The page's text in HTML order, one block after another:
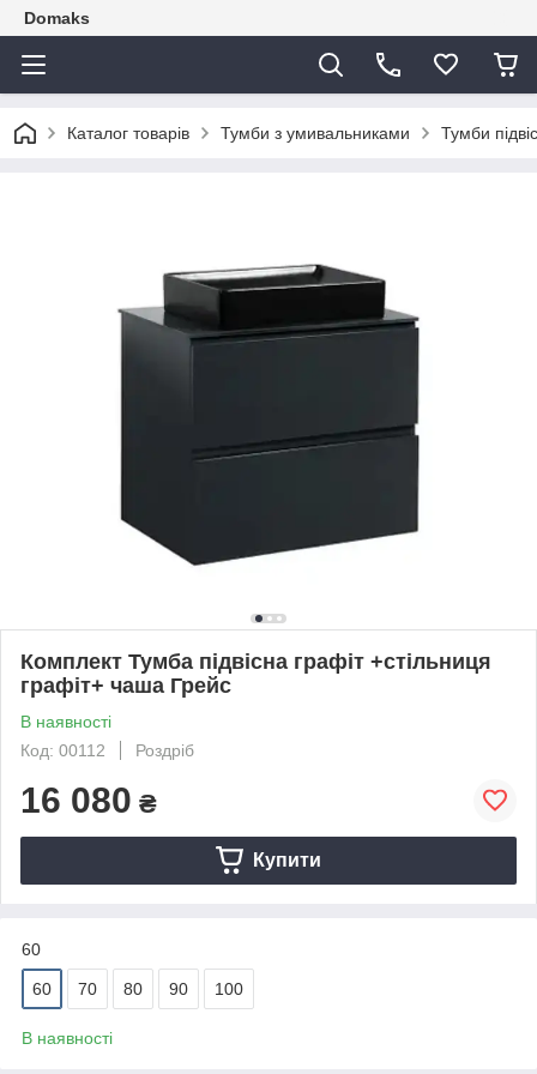
Domaks
Каталог товарів Тумби з умивальниками Тумби
Комплект Тумба підвісна графіт +стільниця
графіт+ чаша Грейс
В наявності
Код: 00112
Роздріб
16 080 ₴
Купити
60
60 70 80 90 100
В наявності